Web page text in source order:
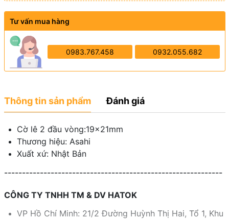
Tư vấn mua hàng
0983.767.458 0932.055.682
Thông tin sản phẩm Đánh giá
Cờ lê 2 đầu vòng:19x21mm
Thương hiệu: Asahi
Xuất xứ: Nhật Bản
-------------------------------------------------------------
CÔNG TY TNHH TM & DV HATOK
VP Hồ Chí Minh: 21/2 Đường Huỳnh Thị Hai, Tổ 1, Khu